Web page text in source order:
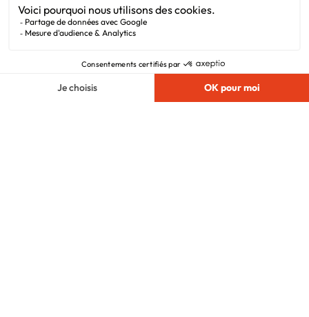
Mentions légales
Plan du site